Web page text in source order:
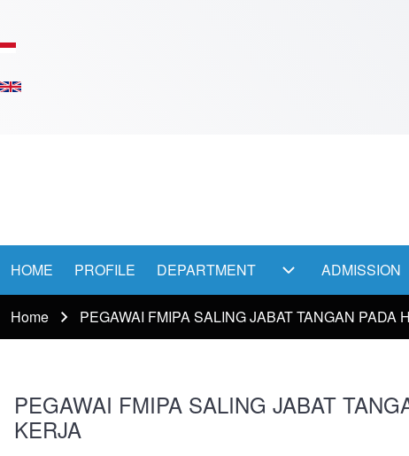
Main
Menu
-
HOME PROFILE DEPARTMENT ADMISSION
Breadcrumb
Home PEGAWAI FMIPA SALING JABAT TANGAN PADA
PEGAWAI FMIPA SALING JABAT
KERJA